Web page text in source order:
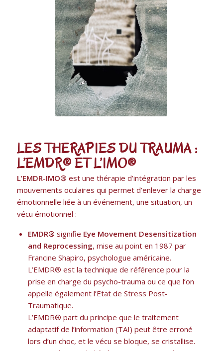
LES THERAPIES DU TRAUMA :
L’EMDR® ET L’IMO®
L’EMDR-IMO® est une thérapie d’intégration par les
mouvements oculaires qui permet d’enlever la charge
émotionnelle liée à un événement, une situation, un
vécu émotionnel :
EMDR® signifie Eye Movement Desensitization
and Reprocessing, mise au point en 1987 par
Francine Shapiro, psychologue américaine.
L’EMDR® est la technique de référence pour la
prise en charge du psycho-trauma ou ce que l’on
appelle également l’Etat de Stress Post-
Traumatique.
L’EMDR® part du principe que le traitement
adaptatif de l’information (TAI) peut être erroné
lors d’un choc, et le vécu se bloque, se cristallise.